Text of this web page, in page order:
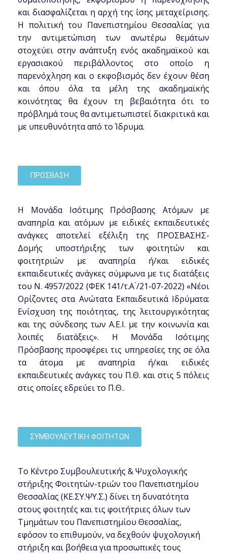
και διασφαλίζεται η αρχή της ίσης μεταχείρισης.
Η πολιτική του Πανεπιστημίου Θεσσαλίας για
την αντιμετώπιση των ανωτέρω θεμάτων
στοχεύει στην ανάπτυξη ενός ακαδημαϊκού και
εργασιακού περιβάλλοντος στο οποίο η
παρενόχληση και ο εκφοβισμός δεν έχουν θέση
και όπου όλα τα μέλη της ακαδημαϊκής
κοινότητας θα έχουν τη βεβαιότητα ότι το
πρόβλημά τους θα αντιμετωπιστεί διακριτικά και
με υπευθυνότητα από το Ίδρυμα.
ΠΡΟΣΒΑΣΗ
Η Μονάδα Ισότιμης Πρόσβασης Ατόμων με
αναπηρία και ατόμων με ειδικές εκπαιδευτικές
ανάγκες αποτελεί εξέλιξη της ΠΡΟΣΒΑΣΗΣ-
Δομής υποστήριξης των φοιτητών και
φοιτητριών με αναπηρία ή/και ειδικές
εκπαιδευτικές ανάγκες σύμφωνα με τις διατάξεις
του Ν. 4957/2022 (ΦΕΚ 141/τ.Α ́/21-07-2022) «Νέοι
Ορίζοντες στα Ανώτατα Εκπαιδευτικά Ιδρύματα:
Ενίσχυση της ποιότητας, της λειτουργικότητας
και της σύνδεσης των Α.Ε.Ι. με την κοινωνία και
λοιπές διατάξεις». Η Μονάδα Ισότιμης
Πρόσβασης προσφέρει τις υπηρεσίες της σε όλα
τα άτομα με αναπηρία ή/και ειδικές
εκπαιδευτικές ανάγκες του Π.Θ. και στις 5 πόλεις
στις οποίες εδρεύει το Π.Θ..
ΣΥΜΒΟΥΛΕΥΤΙΚΗ ΦΟΙΤΗΤΩΝ
Το Κέντρο Συμβουλευτικής & Ψυχολογικής
στήριξης Φοιτητών-τριών του Πανεπιστημίου
Θεσσαλίας (ΚΕ.ΣΥ.ΨΥ.Σ.) δίνει τη δυνατότητα
στους φοιτητές και τις φοιτήτριες όλων των
Τμημάτων του Πανεπιστημίου Θεσσαλίας,
εφόσον το επιθυμούν, να δεχθούν ψυχολογική
στήριξη και βοήθεια για προσωπικές τους